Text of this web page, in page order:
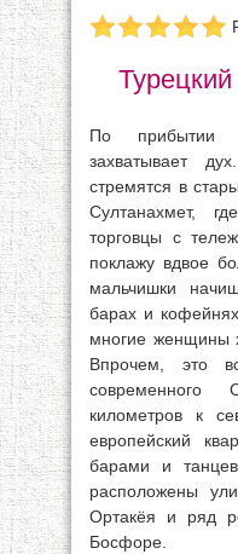
По прибытии
захватывает
стремятся в
Султанахмет,
торговцы с
поклажу вдвое
мальчишки
барах и
многие женщины
Впрочем, это
километров к
европейский
барами и
расположены
Ортакёя и ряд
Босфоре.